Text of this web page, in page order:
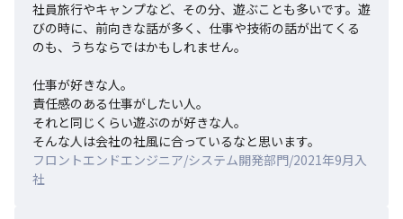
社員旅行やキャンプなど、その分、遊ぶことも多いです。遊
びの時に、前向きな話が多く、仕事や技術の話が出てくる
のも、うちならではかもしれません。
仕事が好きな人。
責任感のある仕事がしたい人。
それと同じくらい遊ぶのが好きな人。
そんな人は会社の社風に合っているなと思います。
フロントエンドエンジニア/システム開発部門/2021年9月入
社